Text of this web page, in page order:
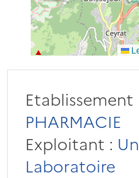
Etablissement
PHARMACIE
Exploitant :
Laboratoire